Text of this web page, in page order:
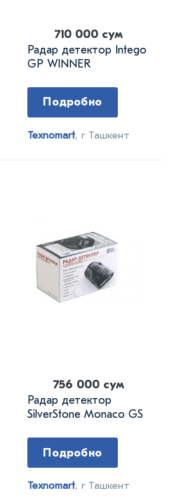
710 000 сум
Радар детектор Intego
GP WINNER
Подробно
Texnomart, г Ташкент
756 000 сум
Радар детектор
SilverStone Monaco GS
Подробно
Texnomart, г Ташкент